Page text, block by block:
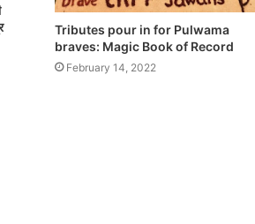
Tributes pour in for Pulwama
braves: Magic Book of Record
February 14, 2022